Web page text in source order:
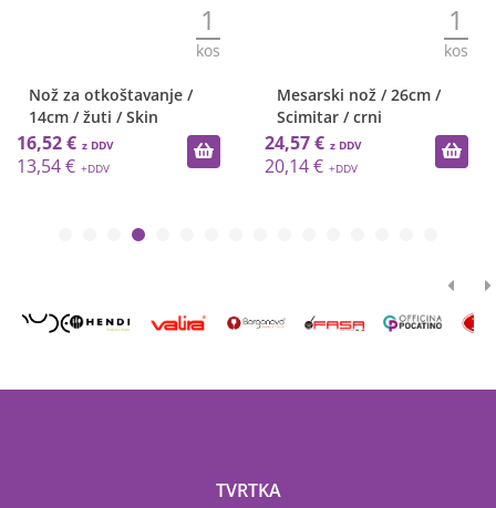
1
kos
Nož za otkoštavanje /
14cm / žuti / Skin
16,52 €
13,54 €
1
kos
Mesarski nož / 26cm /
Scimitar / crni
24,57 €
20,14 €
TVRTKA